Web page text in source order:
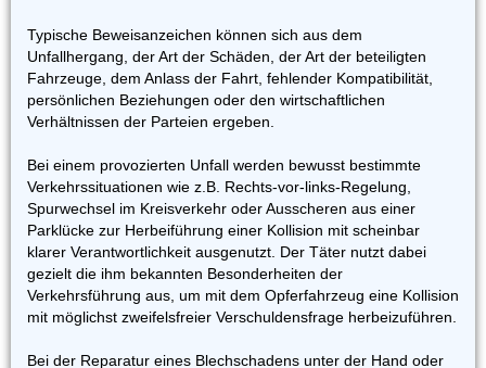
Typische Beweisanzeichen können sich aus dem
Unfallhergang, der Art der Schäden, der Art der beteiligten
Fahrzeuge, dem Anlass der Fahrt, fehlender Kompatibilität,
persönlichen Beziehungen oder den wirtschaftlichen
Verhältnissen der Parteien ergeben.
Bei einem provozierten Unfall werden bewusst bestimmte
Verkehrssituationen wie z.B. Rechts-vor-links-Regelung,
Spurwechsel im Kreisverkehr oder Ausscheren aus einer
Parklücke zur Herbeiführung einer Kollision mit scheinbar
klarer Verantwortlichkeit ausgenutzt. Der Täter nutzt dabei
gezielt die ihm bekannten Besonderheiten der
Verkehrsführung aus, um mit dem Opferfahrzeug eine Kollision
mit möglichst zweifelsfreier Verschuldensfrage herbeizuführen.
Bei der Reparatur eines Blechschadens unter der Hand oder